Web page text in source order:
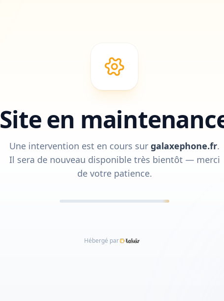
Site en
Une intervention est en cours sur galaxephone.fr.
Il sera de nouveau disponible très bientôt — merci
de votre patience.
Hébergé par